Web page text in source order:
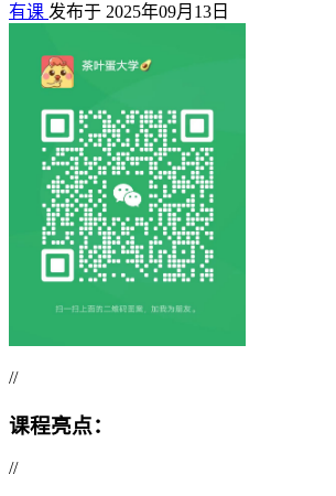
有课 发布于 2025年09月13日
//
课程亮点：
//